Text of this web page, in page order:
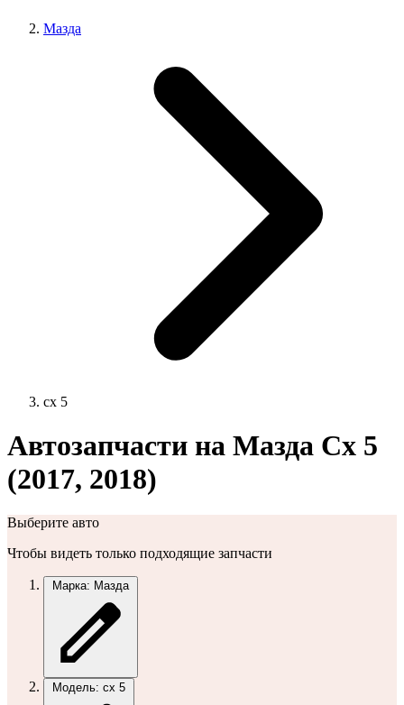
Мазда
сх 5
Автозапчасти на Мазда Сх 5
(2017, 2018)
Выберите авто
Чтобы видеть только подходящие запчасти
Марка: Мазда
Модель: сх 5